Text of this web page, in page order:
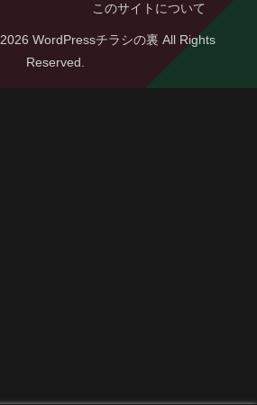
このサイトについて
WordPressチラシの裏 All Rights
Reserved.